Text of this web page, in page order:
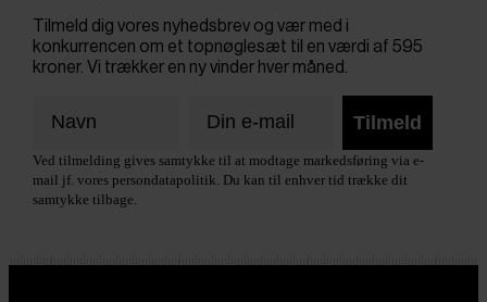
Tilmeld dig vores nyhedsbrev og vær med i
konkurrencen om et topnøglesæt til en værdi af 595
kroner. Vi trækker en ny vinder hver måned.
Tilmeld
Ved tilmelding gives samtykke til at modtage markedsføring via e-
mail jf. vores persondatapolitik. Du kan til enhver tid trække dit
samtykke tilbage.